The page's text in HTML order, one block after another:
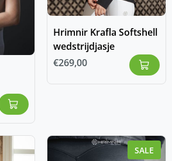
Hrimnir Krafla Softshell
wedstrijdjasje
€269,00
SALE